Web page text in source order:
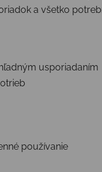
a všetko
usporiadaním
používanie